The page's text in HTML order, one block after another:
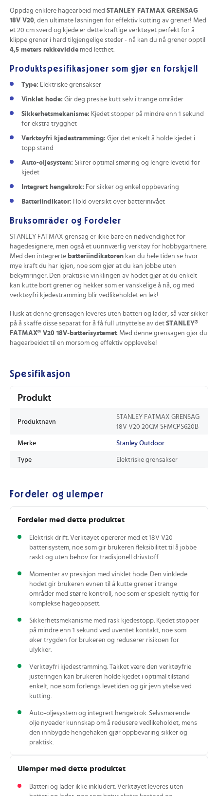
Oppdag enklere hagearbeid med STANLEY FATMAX GRENSAG
18V V20 , den ultimate løsningen for effektiv kutting av grener! Med
et 20 cm sverd og kjede er dette kraftige verktøyet perfekt for å
klippe grener i hard tilgjengelige steder - nå kan du nå grener opptil
4,5 meters rekkevidde med letthet.
Produktspesifikasjoner som gjør en forskjell
Type: Elektriske grensakser
Vinklet hode: Gir deg presise kutt selv i trange områder
Sikkerhetsmekanisme: Kjedet stopper på mindre enn 1 sekund
for ekstra trygghet
Verktøyfri kjedestramming: Gjør det enkelt å holde kjedet i
topp stand
Auto-oljesystem: Sikrer optimal smøring og lengre levetid for
kjedet
Integrert hengekrok: For sikker og enkel oppbevaring
Batteriindikator: Hold oversikt over batterinivået
Bruksområder og Fordeler
STANLEY FATMAX grensag er ikke bare en nødvendighet for
hagedesignere, men også et uunnværlig verktøy for hobbygartnere.
Med den integrerte batteriindikatoren kan du hele tiden se hvor
mye kraft du har igjen, noe som gjør at du kan jobbe uten
bekymringer. Den praktiske vinklingen av hodet gjør at du enkelt
kan kutte bort grener og hekker som er vanskelige å nå, og med
verktøyfri kjedestramming blir vedlikeholdet en lek!
Husk at denne grensagen leveres uten batteri og lader, så vær sikker
på å skaffe disse separat for å få full utnyttelse av det STANLEY®
FATMAX® V20 18V-batterisystemet. Med denne grensagen gjør du
hagearbeidet til en morsom og effektiv opplevelse!
Spesifikasjon
Produkt
Produktnavn
STANLEY FATMAX GRENSAG
18V V20 20CM SFMCPS620B
Merke Stanley Outdoor
Type Elektriske grensakser
Fordeler og ulemper
Fordeler med dette produktet
Elektrisk drift. Verktøyet opererer med et 18V V20
batterisystem, noe som gir brukeren fleksibilitet til å jobbe
raskt og uten behov for tradisjonell drivstoff.
Momenter av presisjon med vinklet hode. Den vinklede
hodet gir brukeren evnen til å kutte grener i trange
områder med større kontroll, noe som er spesielt nyttig for
komplekse hageoppsett.
Sikkerhetsmekanisme med rask kjedestopp. Kjedet stopper
på mindre enn 1 sekund ved uventet kontakt, noe som
øker trygden for brukeren og reduserer risikoen for
ulykker.
Verktøyfri kjedestramming. Takket være den verktøyfrie
justeringen kan brukeren holde kjedet i optimal tilstand
enkelt, noe som forlengs levetiden og gir jevn ytelse ved
kutting.
Auto-oljesystem og integrert hengekrok. Selvsmørende
olje nyeader kunnskap om å redusere vedlikeholdet, mens
den innbygde hengehaken gjør oppbevaring sikker og
praktisk.
Ulemper med dette produktet
Batteri og lader ikke inkludert. Verktøyet leveres uten